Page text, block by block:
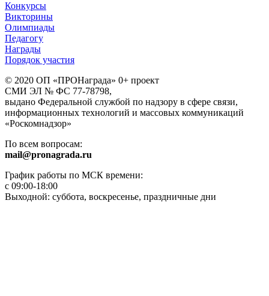
Конкурсы
Викторины
Олимпиады
Педагогу
Награды
Порядок участия
© 2020 ОП «ПРОНаграда» 0+ проект
СМИ ЭЛ № ФС 77-78798,
выдано Федеральной службой по надзору в сфере связи,
информационных технологий и массовых коммуникаций
«Роскомнадзор»
По всем вопросам:
mail@pronagrada.ru
График работы по МСК времени:
с 09:00-18:00
Выходной: суббота, воскресенье, праздничные дни